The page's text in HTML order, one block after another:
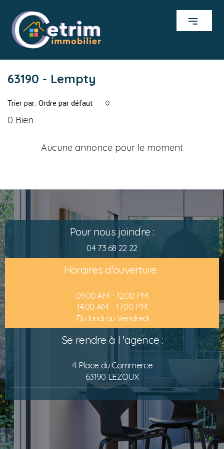
63190 - Lempty
0 Bien
Trier par: Ordre par défaut
Aucune annonce pour le moment
Pour nous joindre :
04 73 68 22 22
Horaires d'ouverture :
09.00 AM - 12.00 PM
14.00 AM - 17.00 PM
Du lundi au Vendredi
Se rendre à l 'agence :
4 Place du Commerce
63190 LEZOUX